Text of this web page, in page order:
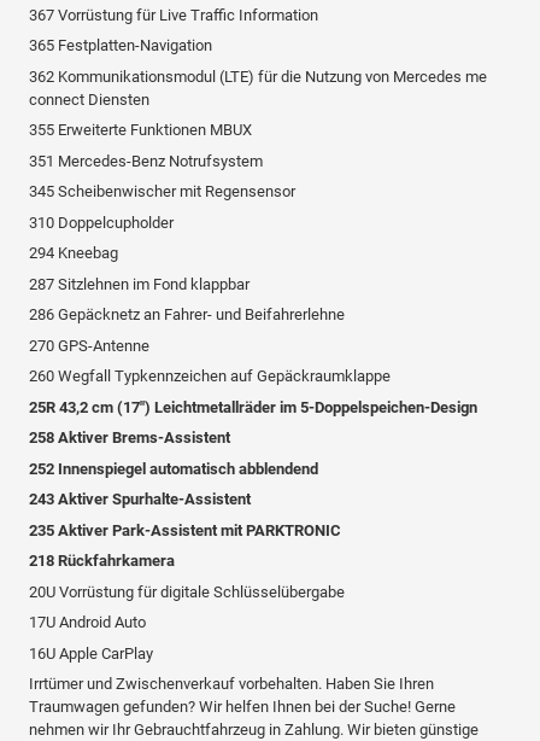
367 Vorrüstung für Live Traffic Information
365 Festplatten-Navigation
362 Kommunikationsmodul (LTE) für die Nutzung von Mercedes me
connect Diensten
355 Erweiterte Funktionen MBUX
351 Mercedes-Benz Notrufsystem
345 Scheibenwischer mit Regensensor
310 Doppelcupholder
294 Kneebag
287 Sitzlehnen im Fond klappbar
286 Gepäcknetz an Fahrer- und Beifahrerlehne
270 GPS-Antenne
260 Wegfall Typkennzeichen auf Gepäckraumklappe
25R 43,2 cm (17") Leichtmetallräder im 5-Doppelspeichen-Design
258 Aktiver Brems-Assistent
252 Innenspiegel automatisch abblendend
243 Aktiver Spurhalte-Assistent
235 Aktiver Park-Assistent mit PARKTRONIC
218 Rückfahrkamera
20U Vorrüstung für digitale Schlüsselübergabe
17U Android Auto
16U Apple CarPlay
Irrtümer und Zwischenverkauf vorbehalten. Haben Sie Ihren
Traumwagen gefunden? Wir helfen Ihnen bei der Suche! Gerne
nehmen wir Ihr Gebrauchtfahrzeug in Zahlung. Wir bieten günstige